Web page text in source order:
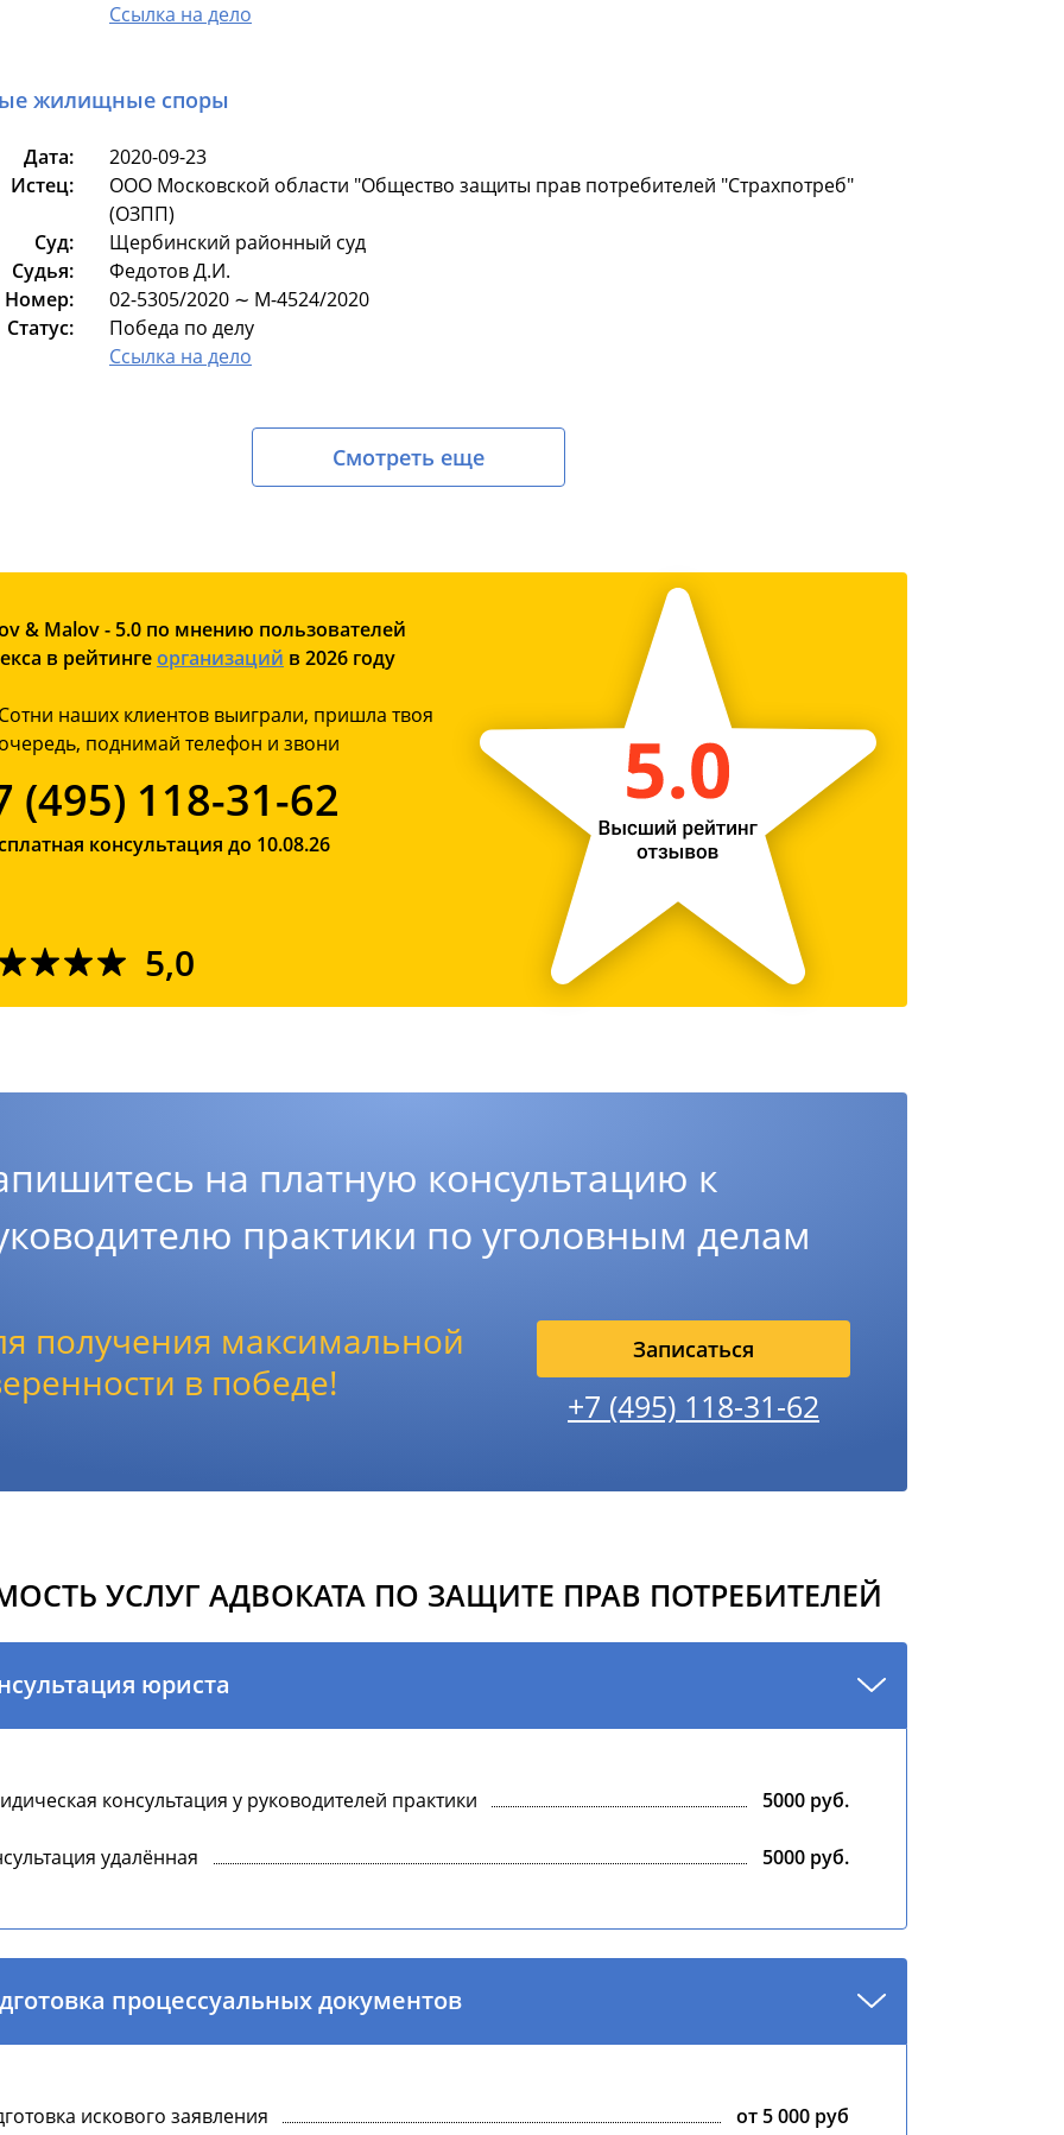
Ссылка на дело
жилищные споры
Дата:
2020-09-23
Истец:
ООО Московской области "Общество защиты прав потребителей "Страхпотреб"
(ОЗПП)
Суд:
Щербинский районный суд
Судья:
Федотов Д.И.
Номер:
02-5305/2020 ∼ М-4524/2020
Статус:
Победа по делу
Ссылка на дело
Смотреть еще
& Malov - 5.0 по мнению пользователей
в рейтингеорганизаций в 2026 году
наших клиентов выиграли, пришла твоя
поднимай телефон и звони
(495) 118-31-62
консультация до 10.08.26
5,0
на платную консультацию к
практики по уголовным делам
получения максимальной
в победе!
Записаться
+7 (495) 118-31-62
УСЛУГ АДВОКАТА ПО ЗАЩИТЕ ПРАВ ПОТРЕБИТЕЛЕЙ
юриста
консультация у руководителей практики 5000 руб.
удалённая 5000 руб.
процессуальных документов
искового заявления от 5 000 руб